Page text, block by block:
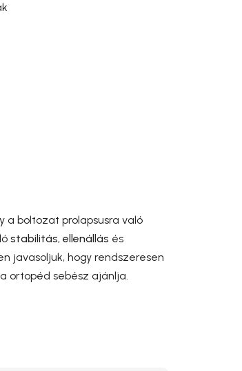
a boltozat prolapsusra való
stabilitás, ellenállás és
javasoljuk, hogy rendszeresen
ortopéd sebész ajánlja.